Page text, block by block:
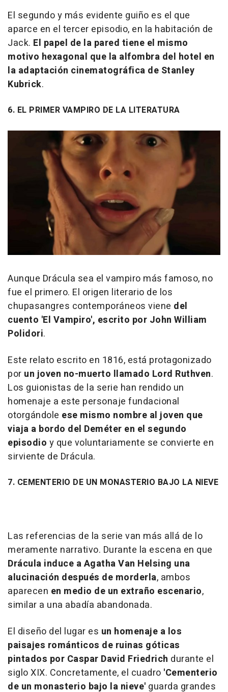
El segundo y más evidente guiño es el que
aparce en el tercer episodio, en la habitación de
Jack. El papel de la pared tiene el mismo
motivo hexagonal que la alfombra del hotel en
la adaptación cinematográfica de Stanley
Kubrick.
6. EL PRIMER VAMPIRO DE LA LITERATURA
Aunque Drácula sea el vampiro más famoso, no
fue el primero. El origen literario de los
chupasangres contemporáneos viene del
cuento 'El Vampiro', escrito por John William
Polidori.
Este relato escrito en 1816, está protagonizado
por un joven no-muerto llamado Lord Ruthven.
Los guionistas de la serie han rendido un
homenaje a este personaje fundacional
otorgándole ese mismo nombre al joven que
viaja a bordo del Deméter en el segundo
episodio y que voluntariamente se convierte en
sirviente de Drácula.
7. CEMENTERIO DE UN MONASTERIO BAJO LA NIEVE
Las referencias de la serie van más allá de lo
meramente narrativo. Durante la escena en que
Drácula induce a Agatha Van Helsing una
alucinación después de morderla, ambos
aparecen en medio de un extraño escenario,
similar a una abadía abandonada.
El diseño del lugar es un homenaje a los
paisajes románticos de ruinas góticas
pintados por Caspar David Friedrich durante el
siglo XIX. Concretamente, el cuadro 'Cementerio
de un monasterio bajo la nieve' guarda grandes